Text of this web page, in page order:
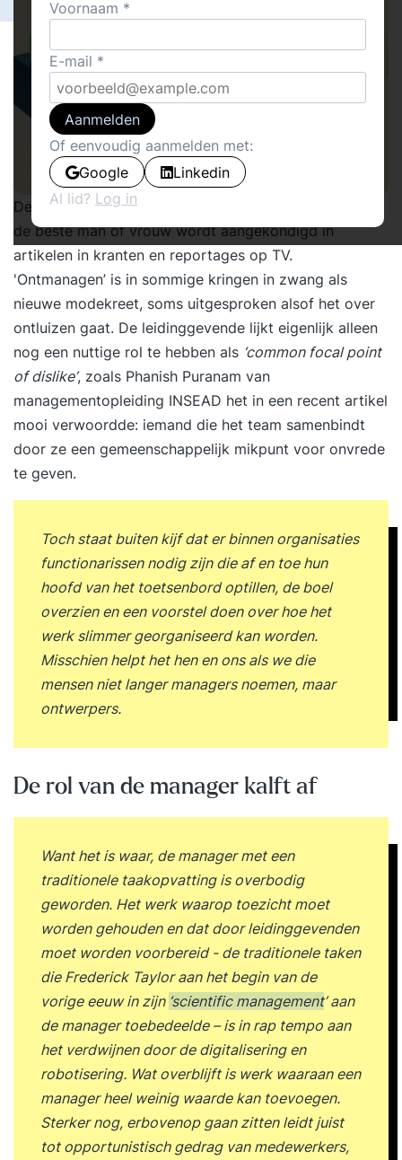
De manager staat er niet al te best op. Het einde van
de beste man of vrouw wordt aangekondigd in
artikelen in kranten en reportages op TV.
'Ontmanagen’ is in sommige kringen in zwang als
nieuwe modekreet, soms uitgesproken alsof het over
ontluizen gaat. De leidinggevende lijkt eigenlijk alleen
nog een nuttige rol te hebben als ‘common focal point
of dislike’, zoals Phanish Puranam van
managementopleiding INSEAD het in een recent artikel
mooi verwoordde: iemand die het team samenbindt
door ze een gemeenschappelijk mikpunt voor onvrede
te geven.
Toch staat buiten kijf dat er binnen organisaties
functionarissen nodig zijn die af en toe hun
hoofd van het toetsenbord optillen, de boel
overzien en een voorstel doen over hoe het
werk slimmer georganiseerd kan worden.
Misschien helpt het hen en ons als we die
mensen niet langer managers noemen, maar
ontwerpers.
De rol van de manager kalft af
Want het is waar, de manager met een
traditionele taakopvatting is overbodig
geworden. Het werk waarop toezicht moet
worden gehouden en dat door leidinggevenden
moet worden voorbereid - de traditionele taken
die Frederick Taylor aan het begin van de
vorige eeuw in zijn ‘scientific management’ aan
de manager toebedeelde – is in rap tempo aan
het verdwijnen door de digitalisering en
robotisering. Wat overblijft is werk waaraan een
manager heel weinig waarde kan toevoegen.
Sterker nog, erbovenop gaan zitten leidt juist
tot opportunistisch gedrag van medewerkers,
Voornaam
E-mail
Aanmelden
Of eenvoudig aanmelden met:
Google
Linkedin
Al lid? Log in